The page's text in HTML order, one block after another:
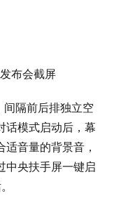
布会截屏
隔前后排独立空
话模式启动后，幕
音量的背景音，
中央扶手屏一键启